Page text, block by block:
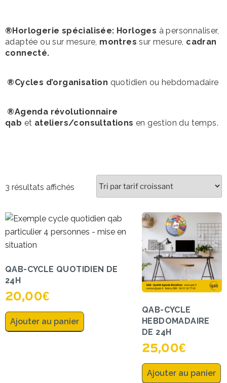
®Horlogerie spécialisée: Horloges à personnaliser,
adaptée ou sur mesure, montressur mesure, cadran
connecté.
®Cycles d’organisation quotidien ou hebdomadaire
®Agenda révolutionnaire
qab et ateliers/consultations en gestion du temps.
3 résultats affichés
QAB-CYCLE QUOTIDIEN DE
24H
20,00€
Ajouter au panier
QAB-CYCLE
HEBDOMADAIRE
DE 24H
25,00€
Ajouter au panier